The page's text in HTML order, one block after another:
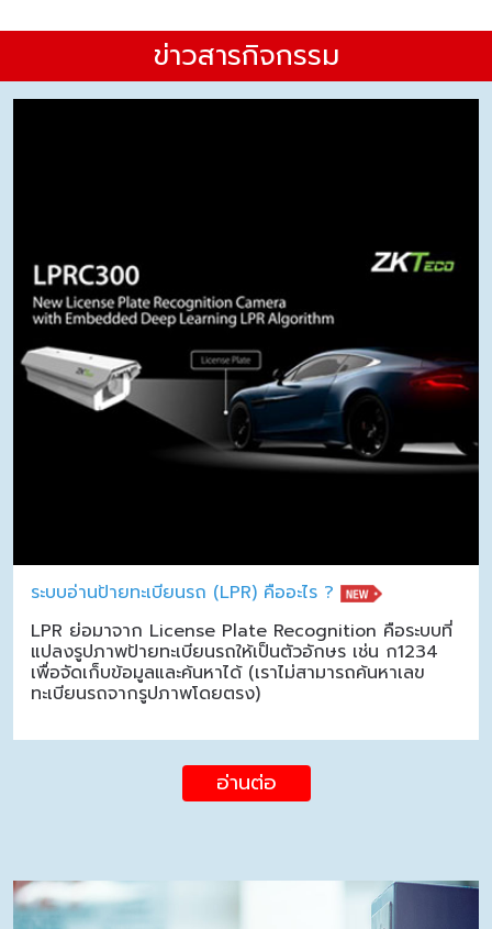
ข่าวสารกิจกรรม
ระบบอ่านป้ายทะเบียนรถ (LPR) คืออะไร ?
LPR ย่อมาจาก License Plate Recognition คือระบบที่
แปลงรูปภาพป้ายทะเบียนรถให้เป็นตัวอักษร เช่น ก1234
เพื่อจัดเก็บข้อมูลและค้นหาได้ (เราไม่สามารถค้นหาเลข
ทะเบียนรถจากรูปภาพโดยตรง)
อ่านต่อ